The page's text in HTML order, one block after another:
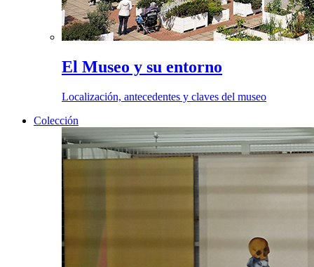
El Museo y su entorno
Localización, antecedentes y claves del museo
Colección